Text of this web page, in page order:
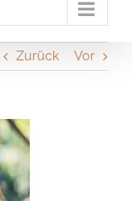
Zurück Vor